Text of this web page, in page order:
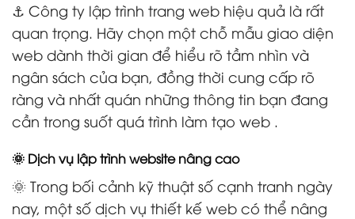
⚓ Công ty lập trình trang web hiệu quả là rất
quan trọng. Hãy chọn một chỗ mẫu giao diện
web dành thời gian để hiểu rõ tầm nhìn và
ngân sách của bạn, đồng thời cung cấp rõ
ràng và nhất quán những thông tin bạn đang
cần trong suốt quá trình làm tạo web .
🌞 Dịch vụ lập trình website nâng cao
🌞 Trong bối cảnh kỹ thuật số cạnh tranh ngày
nay, một số dịch vụ thiết kế web có thể nâng